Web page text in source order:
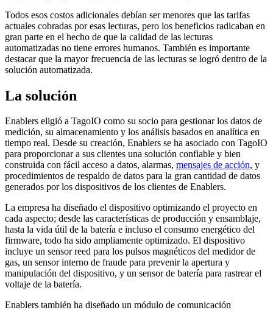
Todos esos costos adicionales debían ser menores que las tarifas
actuales cobradas por esas lecturas, pero los beneficios radicaban en
gran parte en el hecho de que la calidad de las lecturas
automatizadas no tiene errores humanos. También es importante
destacar que la mayor frecuencia de las lecturas se logró dentro de la
solución automatizada.
La solución
Enablers eligió a TagoIO como su socio para gestionar los datos de
medición, su almacenamiento y los análisis basados en analítica en
tiempo real. Desde su creación, Enablers se ha asociado con TagoIO
para proporcionar a sus clientes una solución confiable y bien
construida con fácil acceso a datos, alarmas, mensajes de acción, y
procedimientos de respaldo de datos para la gran cantidad de datos
generados por los dispositivos de los clientes de Enablers.
La empresa ha diseñado el dispositivo optimizando el proyecto en
cada aspecto; desde las características de producción y ensamblaje,
hasta la vida útil de la batería e incluso el consumo energético del
firmware, todo ha sido ampliamente optimizado. El dispositivo
incluye un sensor reed para los pulsos magnéticos del medidor de
gas, un sensor interno de fraude para prevenir la apertura y
manipulación del dispositivo, y un sensor de batería para rastrear el
voltaje de la batería.
Enablers también ha diseñado un módulo de comunicación